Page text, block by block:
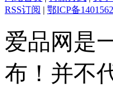
RSS订阅 | 鄂ICP备
爱品网是
布！并不